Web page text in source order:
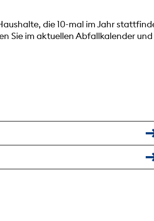
die 10-mal im Jahr
Sie im aktuellen Abfallkalender und